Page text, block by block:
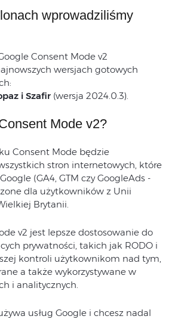
wprowadziliśmy
Consent Mode v2
wersjach gotowych
i Szafir (wersja 2024.0.3).
Mode v2?
Consent Mode będzie
stron internetowych, które
(GA4, GTM czy GoogleAds -
dla użytkowników z Unii
Brytanii.
v2 jest lepsze dostosowanie do
prywatności, takich jak RODO i
kontroli użytkownikom nad tym,
a także wykorzystywane w
i analitycznych.
usług Google i chcesz nadal